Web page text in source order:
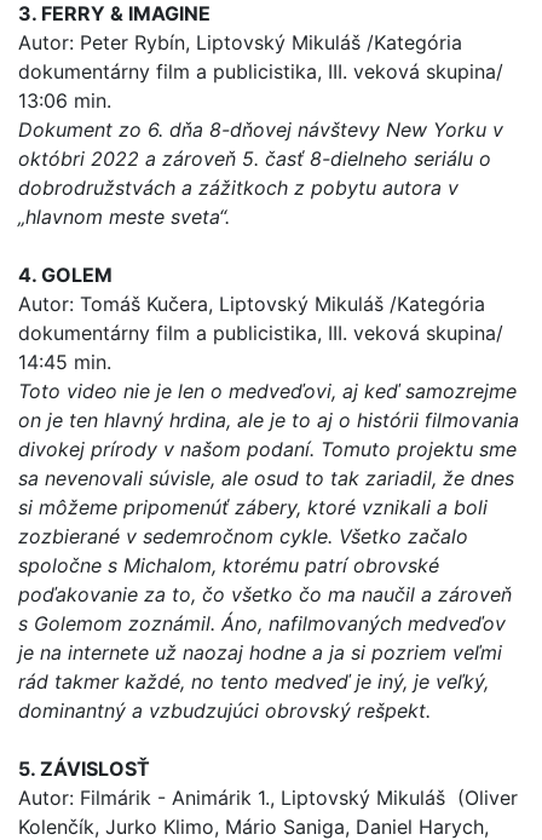
3. FERRY & IMAGINE
Autor: Peter Rybín, Liptovský Mikuláš /Kategória
dokumentárny film a publicistika, III. veková skupina/
13:06 min.
Dokument zo 6. dňa 8-dňovej návštevy New Yorku v
októbri 2022 a zároveň 5. časť 8-dielneho seriálu o
dobrodružstvách a zážitkoch z pobytu autora v
„hlavnom meste sveta“.
4. GOLEM
Autor: Tomáš Kučera, Liptovský Mikuláš /Kategória
dokumentárny film a publicistika, III. veková skupina/
14:45 min.
Toto video nie je len o medveďovi, aj keď samozrejme
on je ten hlavný hrdina, ale je to aj o histórii filmovania
divokej prírody v našom podaní. Tomuto projektu sme
sa nevenovali súvisle, ale osud to tak zariadil, že dnes
si môžeme pripomenúť zábery, ktoré vznikali a boli
zozbierané v sedemročnom cykle. Všetko začalo
spoločne s Michalom, ktorému patrí obrovské
poďakovanie za to, čo všetko čo ma naučil a zároveň
s Golemom zoznámil. Áno, nafilmovaných medveďov
je na internete už naozaj hodne a ja si pozriem veľmi
rád takmer každé, no tento medveď je iný, je veľký,
dominantný a vzbudzujúci obrovský rešpekt.
5. ZÁVISLOSŤ
Autor: Filmárik - Animárik 1., Liptovský Mikuláš (Oliver
Kolenčík, Jurko Klimo, Mário Saniga, Daniel Harych,